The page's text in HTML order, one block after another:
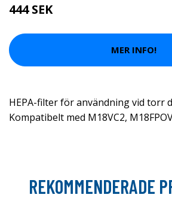
444 SEK
MER INFO!
HEPA-filter för användning vid torr
Kompatibelt med M18VC2,
REKOMMENDERADE